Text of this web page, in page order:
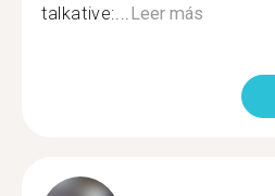
talkative:...Leer más